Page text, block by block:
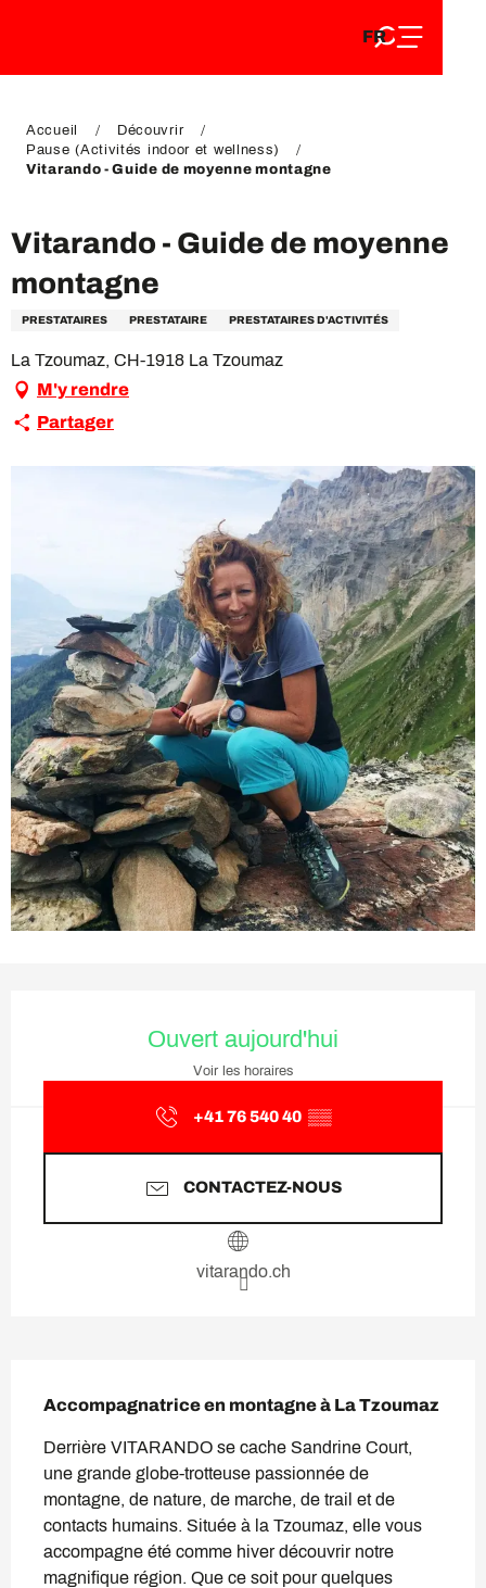
DE
FR
EN
Accueil
Découvrir
Pause (Activités indoor et wellness)
Vitarando - Guide de moyenne montagne
Vitarando - Guide de moyenne
montagne
PRESTATAIRES PRESTATAIRE PRESTATAIRES D'ACTIVITÉS
La Tzoumaz, CH-1918 La Tzoumaz
M'y rendre
Partager
Ouvert aujourd'hui
Voir les horaires
+41 76 540 40 ▒▒
CONTACTEZ-NOUS
vitarando.ch
Accompagnatrice en montagne à La Tzoumaz
Derrière VITARANDO se cache Sandrine Court,
une grande globe-trotteuse passionnée de
montagne, de nature, de marche, de trail et de
contacts humains. Située à la Tzoumaz, elle vous
accompagne été comme hiver découvrir notre
magnifique région. Que ce soit pour quelques